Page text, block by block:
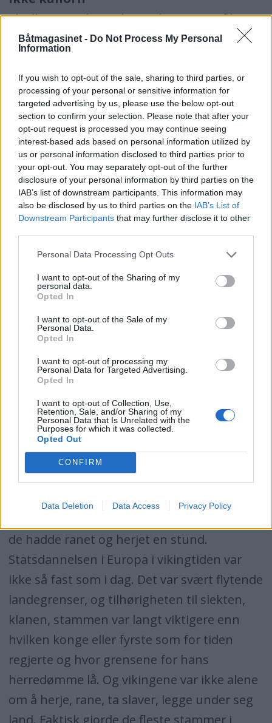
Båtmagasinet - Do Not Process My Personal
Information
If you wish to opt-out of the sale, sharing to third parties, or
processing of your personal or sensitive information for
targeted advertising by us, please use the below opt-out
section to confirm your selection. Please note that after your
opt-out request is processed you may continue seeing
interest-based ads based on personal information utilized by
us or personal information disclosed to third parties prior to
your opt-out. You may separately opt-out of the further
disclosure of your personal information by third parties on the
IAB’s list of downstream participants. This information may
also be disclosed by us to third parties on the IAB’s List of
Downstream Participants that may further disclose it to other
Personal Data Processing Opt Outs
I want to opt-out of the Sharing of my
personal data.
Opted In
I want to opt-out of the Sale of my
Personal Data.
Opted In
I want to opt-out of processing my
Personal Data for Targeted Advertising.
Opted In
I want to opt-out of Collection, Use,
Retention, Sale, and/or Sharing of my
Personal Data that Is Unrelated with the
Purposes for which it was collected.
Opted Out
CONFIRM
Data Deletion Data Access Privacy Policy
I kjelleren er det en kinosal som viser film
om vikingene og deres levesett. Filmen
spesielt med vikingene. Hva var egentlig en
viking? Vi har lett for å se for oss en bande
galinger med sverd og hjelm med kuhorn,
som har forspist seg på sopp de ikke burde
spist, og går berserkgang, raner, brenner og
dreper som villmenn.
Først og fremst – glem det med hjelmer med
horn! Vikingene hadde IKKE kuhorn på
hjelmene sine! Selve ordet viking betyr
visstnok en pirat eller sjørøver, tror man. I
dag brukes ordet vikinger om de mennesker
som levde i de områdene som med tiden ble
Norge, Sverige og Danmark mellom
angrepet på Lindisfarne kloster i 793 til ca.
1100. Harald Harråde døde i slaget ved
Stamford Bridge i 1066.
Men vikingene var jo ikke på tokt bestandig.
De drev jordbruk, fangst og fiske i fred og ro
hjemme, det var stort sett bare om
sommeren mennene dro på tokt, og slett
ikke hvert år. Det var ikke alltid de var på
tokt heller, de drev handel. Og noen av dem
de hadde ranet og herjet en stund.
Statsdannelsen i Europa i vikingtiden var
ikke så fast som i dag. Det var svært flytende
landegrenser, og tilhørigheten til slekten,
klanen, stammen var langt viktigere enn
hvilken konge eller fyrste som for tiden
regjerte og hvor grensene for hans
herredømme lå. Og vikingene var ikke alene
om å herje, rane, ta slaver, legge under seg
land. Faktisk gjorde de fleste stammer i